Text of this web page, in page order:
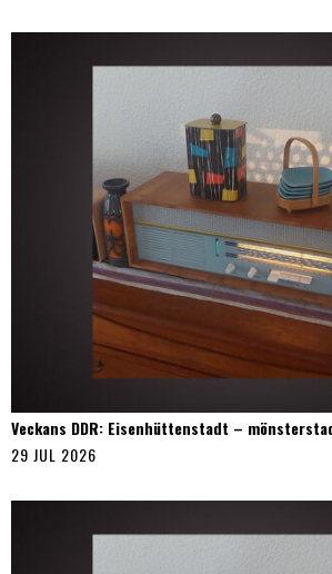
Veckans DDR: Eisenhüttenstadt –
29 JUL 2026